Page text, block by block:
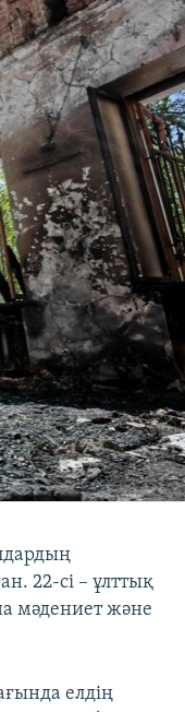
22-сі – ұлттық
мәдениет және
елдің